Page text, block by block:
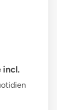
incl.